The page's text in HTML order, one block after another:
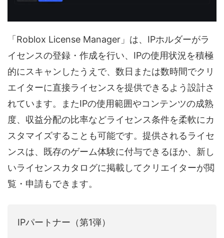
「Roblox License Manager」は、IPホルダーがラ
イセンスの登録・作成を行い、IPの使用状況を積極
的にスキャンしたうえで、数日または数時間でクリ
エイターに直接ライセンスを提供できるよう設計さ
れています。またIPの使用範囲やコンテンツの成熟
度、収益分配の比率などライセンス条件を柔軟にカ
スタマイズすることも可能です。提供されるライセ
ンスは、既存のゲーム体験に付与できるほか、新し
いライセンスカタログに掲載してクリエイターが閲
覧・申請もできます。
IPパートナー（第1弾）